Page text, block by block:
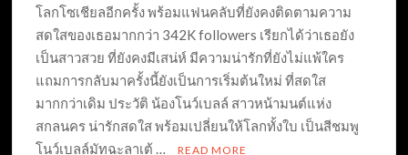
โลกโซเชียลอีกครั้ง พร้อมแฟนคลับที่ยังคงติดตามความ
สดใสของเธอมากกว่า 342K followers เรียกได้ว่าเธอยัง
เป็นสาวสวย ที่ยังคงมีเสน่ห์ มีความน่ารักที่ยังไม่แพ้ใคร
แถมการกลับมาครั้งนี้ยังเป็นการเริ่มต้นใหม่ ที่สดใส
มากกว่าเดิม ประวัติ น้องโนว์เบลล์ สาวหน้ามนต์แห่ง
สกลนคร น่ารักสดใส พร้อมเปลี่ยนให้โลกทั้งใบ เป็นสีชมพู
โนว์เบลล์มัทฉะลาเต้ …
READ MORE